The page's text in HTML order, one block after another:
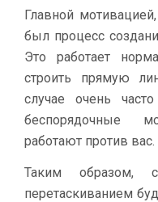
Главной
был процесс
Это работает
строить прямую
случае очень
беспорядочные
работают против вас.
Таким образом,
перетаскиванием